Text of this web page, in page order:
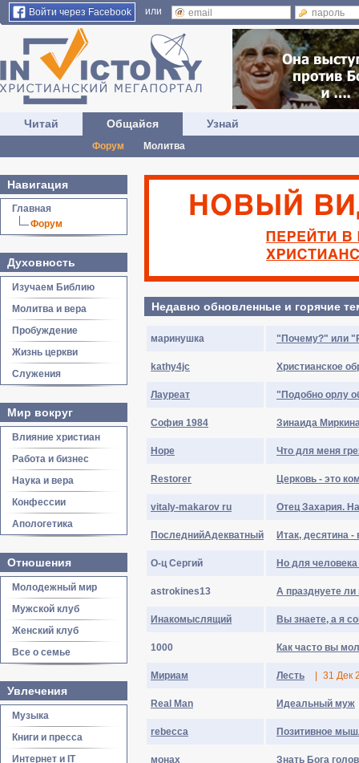
Войти через Facebook или
Читай Общайся
Форум Молитва
Узнай
Навигация
Главная
Форум
Духовность
Изучаем Библию
Молитва и вера
Пробуждение
Жизнь церкви
Служения
Мир вокруг
Влияние христиан
Работа и бизнес
Наука и вера
Конфессии
Апологетика
Отношения
Молодежный мир
Мужской клуб
Женский клуб
Все о семье
Увлечения
Музыка
Книги и пресса
Интернет и IT
Недавно обновленные и горячие
маринушка "Почему?" или
kathy4jc Христианское
Лауреат "Подобно орлу
София 1984 Зинаида
Hope Что для меня
Restorer Церковь - это
vitaly-makarov ru Отец Захария.
ПоследнийАдекватный Итак, десятина
О-ц Сергий Но для
astrokines13 А празднуете
Инакомыслящий Вы знаете, а я
1000 Как часто вы
Мириам Лесть 31 Дек
Real Man Идеальный муж
rebecca Позитивное
монах Знать Бога